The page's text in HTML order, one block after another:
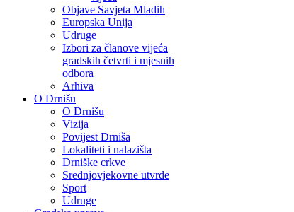
Objave Savjeta Mladih
Europska Unija
Udruge
Izbori za članove vijeća
gradskih četvrti i mjesnih
odbora
Arhiva
O Drnišu
O Drnišu
Vizija
Povijest Drniša
Lokaliteti i nalazišta
Drniške crkve
Srednjovjekovne utvrde
Sport
Udruge